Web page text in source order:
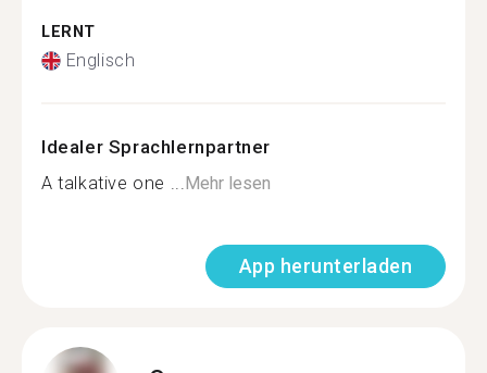
LERNT
Englisch
Idealer Sprachlernpartner
A talkative one ...Mehr lesen
App herunterladen